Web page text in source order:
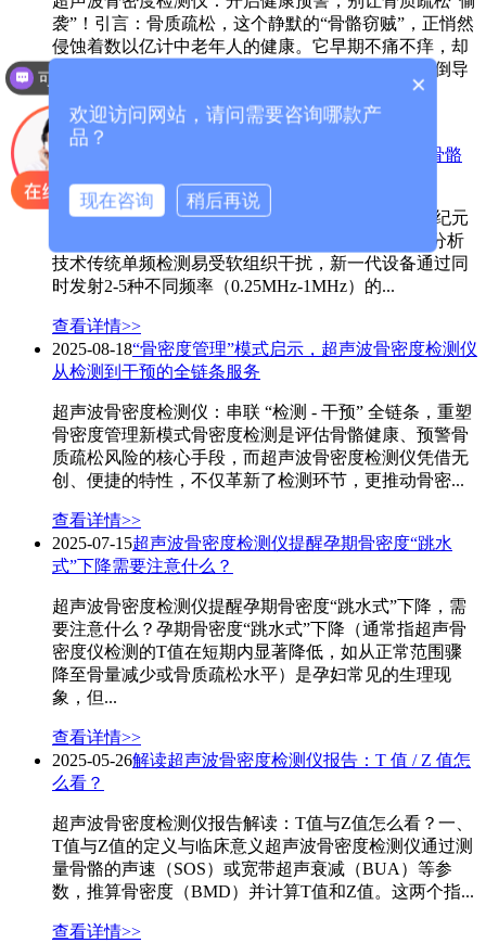
袭”！引言：骨质疏松，这个静默的“骨骼窃贼”，正悄然
侵蚀着数以亿计中老年人的健康。它早期不痛不痒，却
能在不知不觉中掏空您的骨骼，直至一次轻微的跌倒导
查看详情>>
超声波骨密度检测仪：打破传统，开启骨骼
超声波骨密度检测仪：打破传统，开启骨骼检测新纪元
一、技术突破：从“粗筛”到“毫米级精准评估”多频分析
技术传统单频检测易受软组织干扰，新一代设备通过同
时发射2-5种不同频率（0.25MHz-1MHz）的...
查看详情>>
2025-08-18“骨密度管理”模式启示，超声波骨密度检测仪
从检测到干预的全链条服务
超声波骨密度检测仪：串联 “检测 - 干预” 全链条，重塑
骨密度管理新模式骨密度检测是评估骨骼健康、预警骨
质疏松风险的核心手段，而超声波骨密度检测仪凭借无
创、便捷的特性，不仅革新了检测环节，更推动骨密...
查看详情>>
2025-07-15超声波骨密度检测仪提醒孕期骨密度“跳水
式”下降需要注意什么？
超声波骨密度检测仪提醒孕期骨密度“跳水式”下降，需
要注意什么？孕期骨密度“跳水式”下降（通常指超声骨
密度仪检测的T值在短期内显著降低，如从正常范围骤
降至骨量减少或骨质疏松水平）是孕妇常见的生理现
象，但...
查看详情>>
2025-05-26解读超声波骨密度检测仪报告：T 值 / Z 值怎
么看？
超声波骨密度检测仪报告解读：T值与Z值怎么看？一、
T值与Z值的定义与临床意义超声波骨密度检测仪通过测
量骨骼的声速（SOS）或宽带超声衰减（BUA）等参
数，推算骨密度（BMD）并计算T值和Z值。这两个指...
查看详情>>
×
欢迎访问网站，请问需要咨询哪款产
品？
现在咨询 稍后再说